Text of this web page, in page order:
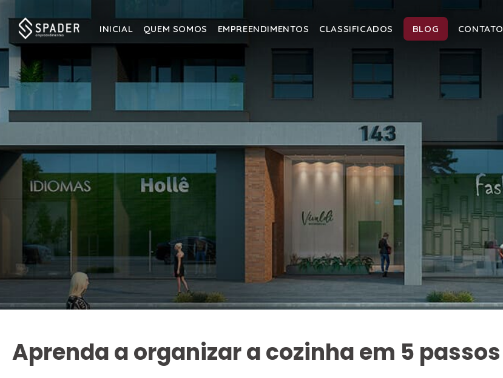
INICIAL QUEM SOMOS EMPREENDIMENTOS CLASSIFICADOS BLOG CONTATO
Aprenda a organizar a cozinha em 5 passos